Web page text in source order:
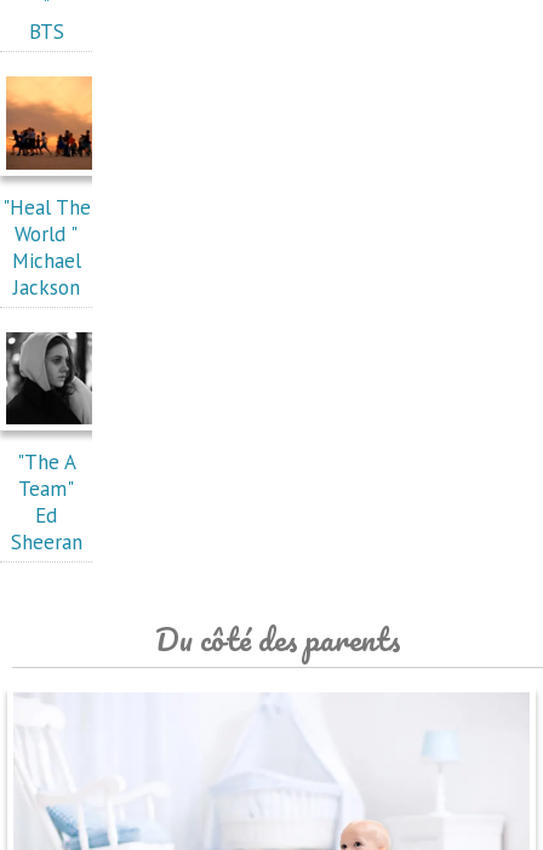
"
BTS
"Heal The
World "
Michael
Jackson
"The A
Team"
Ed
Sheeran
Du côté des parents